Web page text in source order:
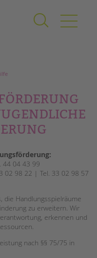
04 43 99
02 98 22 | Tel. 33 02 98 57
die Handlungsspielräume
zu erweitern. Wir
erkennen und
nach §§ 75/75 in